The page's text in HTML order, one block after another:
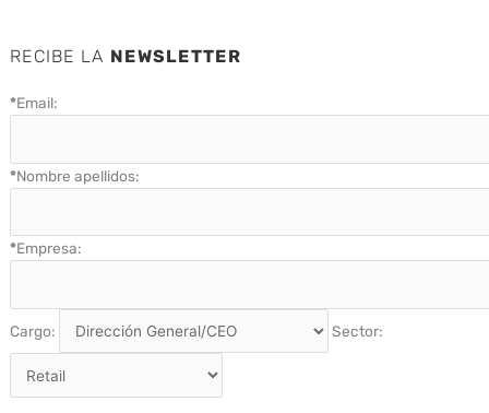
RECIBE LA NEWSLETTER
*Email:
*Nombre apellidos:
*Empresa:
Cargo: Sector: